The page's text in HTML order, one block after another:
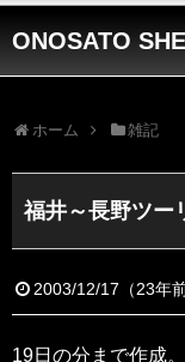
ONOSATO
ホーム 雑記
福井～長野ツー
2003/12/17 （23年
19日の分まで作成